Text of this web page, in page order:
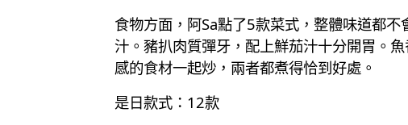
食物方面，阿Sa點了5款菜式，整體味道都
汁。豬扒肉質彈牙，配上鮮茄汁十分開胃。
感的食材一起炒，兩者都煮得恰到好處。
是日款式：12款